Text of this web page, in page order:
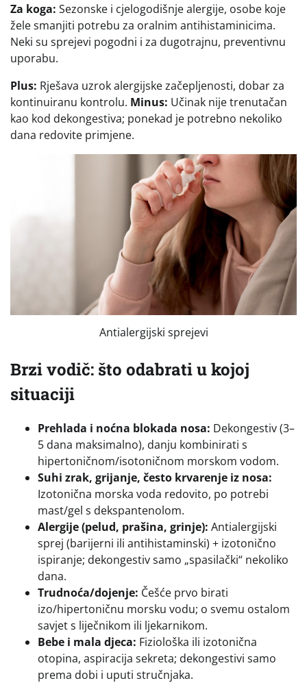
Za koga: Sezonske i cjelogodišnje alergije, osobe koje
žele smanjiti potrebu za oralnim antihistaminicima.
Neki su sprejevi pogodni i za dugotrajnu, preventivnu
uporabu.
Plus: Rješava uzrok alergijske začepljenosti, dobar za
kontinuiranu kontrolu. Minus: Učinak nije trenutačan
kao kod dekongestiva; ponekad je potrebno nekoliko
dana redovite primjene.
Antialergijski sprejevi
Brzi vodič: što odabrati u kojoj
situaciji
Prehlada i noćna blokada nosa: Dekongestiv (3–
5 dana maksimalno), danju kombinirati s
hipertoničnom/isotoničnom morskom vodom.
Suhi zrak, grijanje, često krvarenje iz nosa:
Izotonična morska voda redovito, po potrebi
mast/gel s dekspantenolom.
Alergije (pelud, prašina, grinje): Antialergijski
sprej (barijerni ili antihistaminski) + izotonično
ispiranje; dekongestiv samo „spasilački“ nekoliko
dana.
Trudnoća/dojenje: Češće prvo birati
izo/hipertoničnu morsku vodu; o svemu ostalom
savjet s liječnikom ili ljekarnikom.
Bebe i mala djeca: Fiziološka ili izotonična
otopina, aspiracija sekreta; dekongestivi samo
prema dobi i uputi stručnjaka.